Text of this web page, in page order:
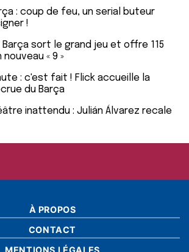
: coup de feu, un serial buteur
!
Barça sort le grand jeu et offre 115
« 9 »
: c'est fait ! Flick accueille la
du Barça
inattendu : Julián Álvarez recale
À PROPOS
CONTACT
MENTIONS LÉGALES